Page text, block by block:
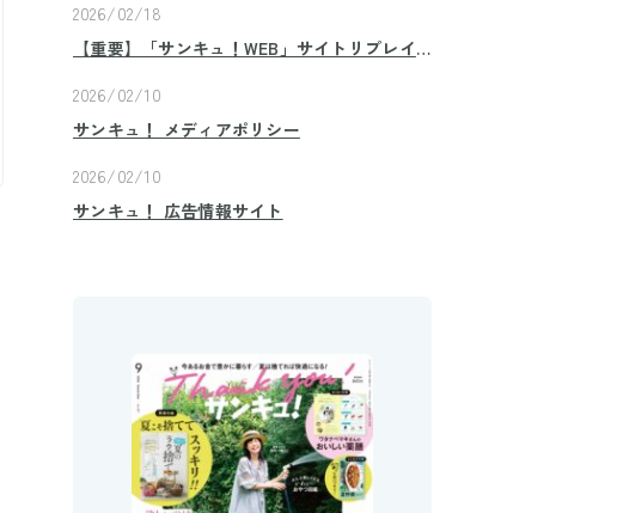
2026/02/18
【重要】「サンキュ！WEB」サイトリプレイ
2026/02/10
サンキュ！ メディアポリシー
2026/02/10
サンキュ！ 広告情報サイト